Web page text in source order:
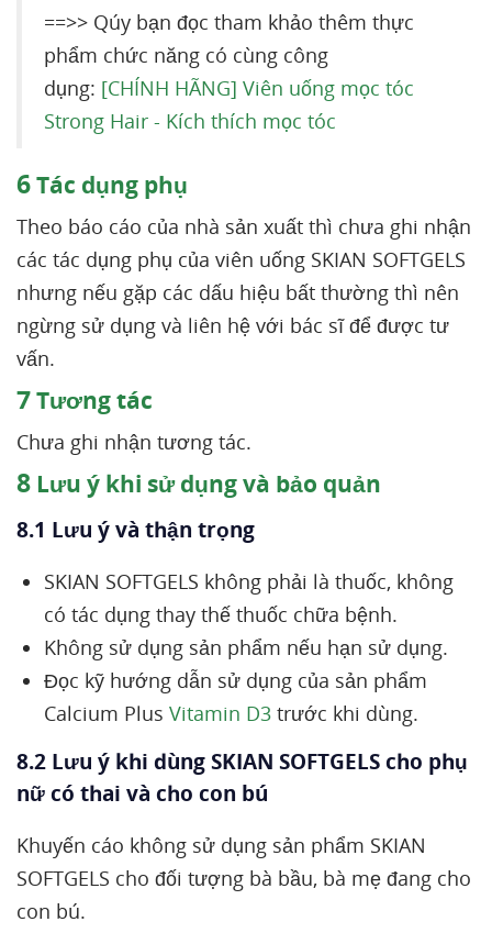
==>> Qúy bạn đọc tham khảo thêm thực
phẩm chức năng có cùng công
dụng: [CHÍNH HÃNG] Viên uống mọc tóc
Strong Hair - Kích thích mọc tóc
6Tác dụng phụ
Theo báo cáo của nhà sản xuất thì chưa ghi nhận
các tác dụng phụ của viên uống SKIAN SOFTGELS
nhưng nếu gặp các dấu hiệu bất thường thì nên
ngừng sử dụng và liên hệ với bác sĩ để được tư
vấn.
7Tương tác
Chưa ghi nhận tương tác.
8 Lưu ý khi sử dụng và bảo quản
8.1 Lưu ý và thận trọng
SKIAN SOFTGELS không phải là thuốc, không
có tác dụng thay thế thuốc chữa bệnh.
Không sử dụng sản phẩm nếu hạn sử dụng.
Đọc kỹ hướng dẫn sử dụng của sản phẩm
Calcium Plus Vitamin D3 trước khi dùng.
8.2 Lưu ý khi dùng SKIAN SOFTGELS cho phụ
nữ có thai và cho con bú
Khuyến cáo không sử dụng sản phẩm SKIAN
SOFTGELS cho đối tượng bà bầu, bà mẹ đang cho
con bú.